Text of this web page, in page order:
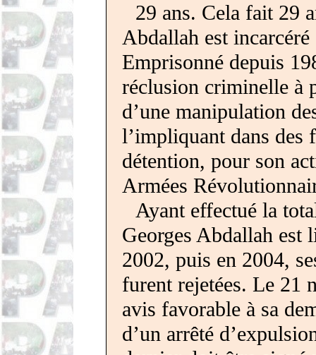
29 ans. Cela fait 29
Abdallah est
Empri­sonné depuis
réclusion cri­mi­nelle à
d’unemani­pu­lation
l’impliquant dans des
détention, pour son
Armées
Ayant effectué la
Georges Abdallah est
2002, puis en 2004,
furent rejetées. Le 21
avis favo­rable à sa
d’un arrêté